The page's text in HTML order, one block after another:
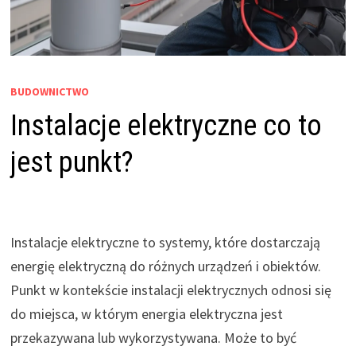
BUDOWNICTWO
Instalacje elektryczne co to
jest punkt?
Instalacje elektryczne to systemy, które dostarczają
energię elektryczną do różnych urządzeń i obiektów.
Punkt w kontekście instalacji elektrycznych odnosi się
do miejsca, w którym energia elektryczna jest
przekazywana lub wykorzystywana. Może to być